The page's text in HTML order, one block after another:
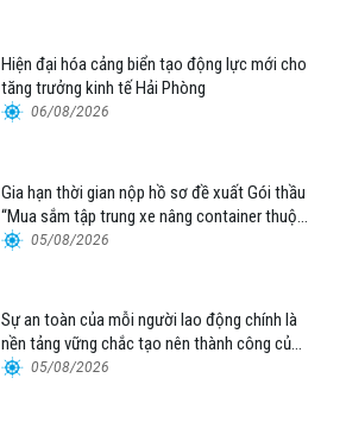
Hiện đại hóa cảng biển tạo động lực mới cho
tăng trưởng kinh tế Hải Phòng
06/08/2026
Gia hạn thời gian nộp hồ sơ đề xuất Gói thầu
“Mua sắm tập trung xe nâng container thuộc
Tổng công ty Hàng hải Việt Nam – CTCP”
05/08/2026
Sự an toàn của mỗi người lao động chính là
nền tảng vững chắc tạo nên thành công của
Cảng Đà Nẵng
05/08/2026